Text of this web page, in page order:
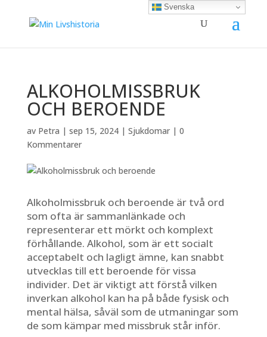
ALKOHOLMISSBRUK
OCH BEROENDE
av Petra | sep 15, 2024| Sjukdomar| 0
Kommentarer
Alkoholmissbruk och beroende är två ord
som ofta är sammanlänkade och
representerar ett mörkt och komplext
förhållande. Alkohol, som är ett socialt
acceptabelt och lagligt ämne, kan snabbt
utvecklas till ett beroende för vissa
individer. Det är viktigt att förstå vilken
inverkan alkohol kan ha på både fysisk och
mental hälsa, såväl som de utmaningar som
de som kämpar med missbruk står inför.
Svenska